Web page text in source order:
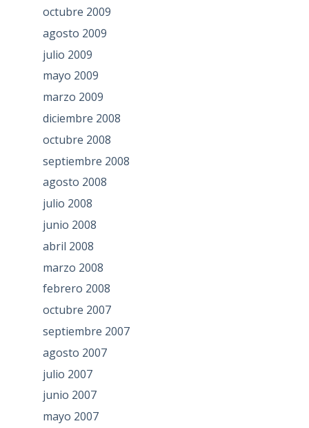
octubre 2009
agosto 2009
julio 2009
mayo 2009
marzo 2009
diciembre 2008
octubre 2008
septiembre 2008
agosto 2008
julio 2008
junio 2008
abril 2008
marzo 2008
febrero 2008
octubre 2007
septiembre 2007
agosto 2007
julio 2007
junio 2007
mayo 2007